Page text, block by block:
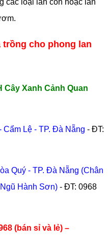
các loại lan con hoặc lan
cho phong lan
Cây Xanh Cảnh Quan
Lệ - TP. Đà Nẵng - ĐT:
Quý - TP. Đà Nẵng (Chân
Hành Sơn) - ĐT: 0968
(bán sỉ và lẻ) –